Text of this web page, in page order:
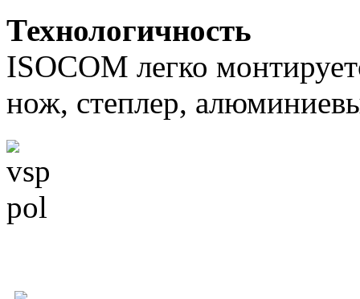
Технологичность
ISOCOM легко
нож, степлер,